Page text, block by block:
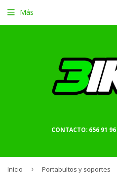
CONTACTO: 656 91
Más
Inicio › Portabultos y soportes